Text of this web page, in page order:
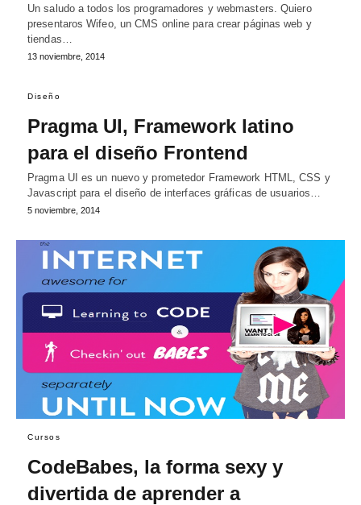
Un saludo a todos los programadores y webmasters. Quiero
presentaros Wifeo, un CMS online para crear páginas web y
tiendas…
13 noviembre, 2014
Diseño
Pragma UI, Framework latino
para el diseño Frontend
Pragma UI es un nuevo y prometedor Framework HTML, CSS y
Javascript para el diseño de interfaces gráficas de usuarios…
5 noviembre, 2014
Cursos
CodeBabes, la forma sexy y
divertida de aprender a